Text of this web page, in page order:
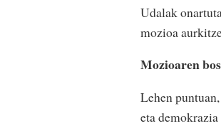
Udalak
mozioa
Mozioaren
Lehen
eta